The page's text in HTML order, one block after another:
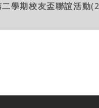
學期校友盃聯誼活動